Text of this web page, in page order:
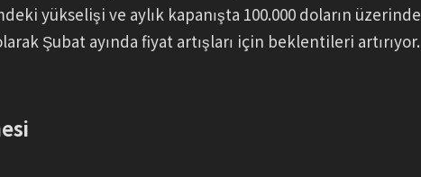
yükselişi ve aylık kapanışta 100.000 doların üzerinde
Şubat ayında fiyat artışları için beklentileri artırıyor.